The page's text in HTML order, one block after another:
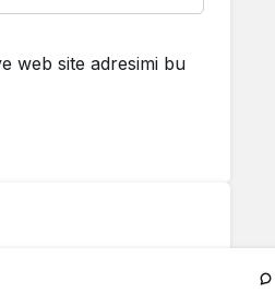
web site adresimi bu